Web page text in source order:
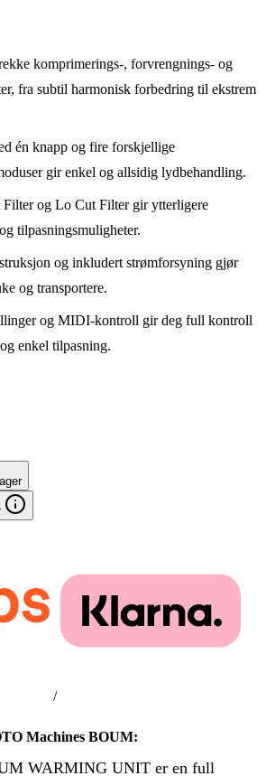
komprimerings-, forvrengnings- og
fra subtil harmonisk forbedring til ekstrem
én knapp og fire forskjellige
gir enkel og allsidig lydbehandling.
og Lo Cut Filter gir ytterligere
tilpasningsmuligheter.
og inkludert strømforsyning gjør
og transportere.
og MIDI-kontroll gir deg full kontroll
enkel tilpasning.
/
Machines BOUM:
WARMING UNIT er en full